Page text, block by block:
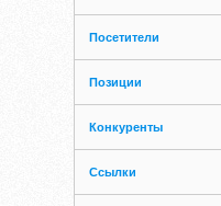
Посетители
Позиции
Конкуренты
Ссылки